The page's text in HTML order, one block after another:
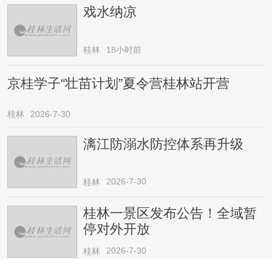
戏水纳凉
桂林 18小时前
京桂学子“壮苗计划”夏令营桂林站开营
桂林 2026-7-30
漓江防溺水防控体系再升级
桂林 2026-7-30
桂林一景区发布公告！全域暂
停对外开放
桂林 2026-7-30